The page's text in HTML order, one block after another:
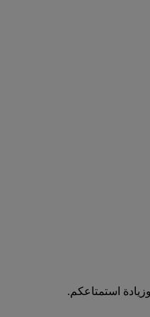
استمتاعكم.